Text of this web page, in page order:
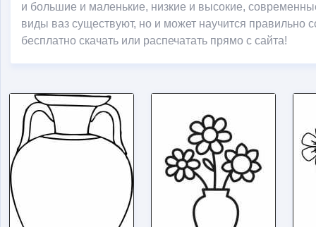
и большие и маленькие, низкие и высокие,
виды ваз существуют, но и может научится правильно
бесплатно скачать или распечатать прямо с сайта!